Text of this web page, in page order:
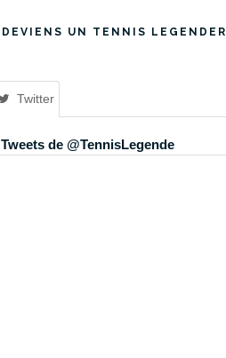
DEVIENS UN TENNIS LEGENDER
Twitter
Tweets de @TennisLegende